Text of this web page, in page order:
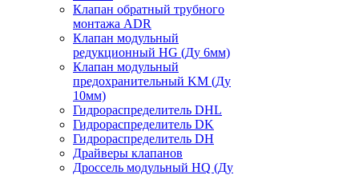
Клапан обратный трубного
монтажа ADR
Клапан модульный
редукционный HG (Ду 6мм)
Клапан модульный
предохранительный KM (Ду
10мм)
Гидрораспределитель DHL
Гидрораспределитель DK
Гидрораспределитель DH
Драйверы клапанов
Дроссель модульный HQ (Ду